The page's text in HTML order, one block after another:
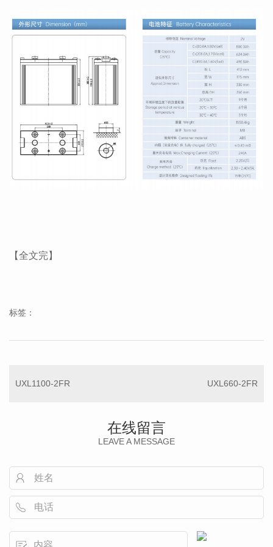
【全文完】
标签：
UXL1100-2FR UXL660-2FR
在线留言
LEAVE A MESSAGE